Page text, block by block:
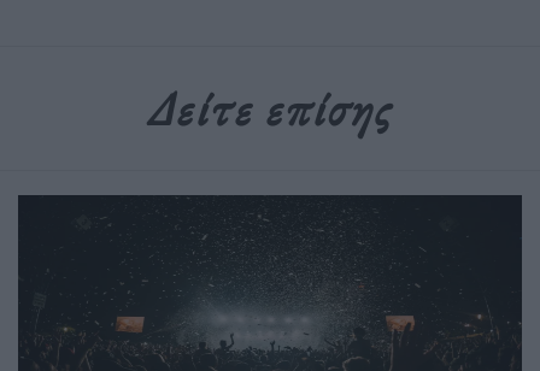
Δείτε επίσης